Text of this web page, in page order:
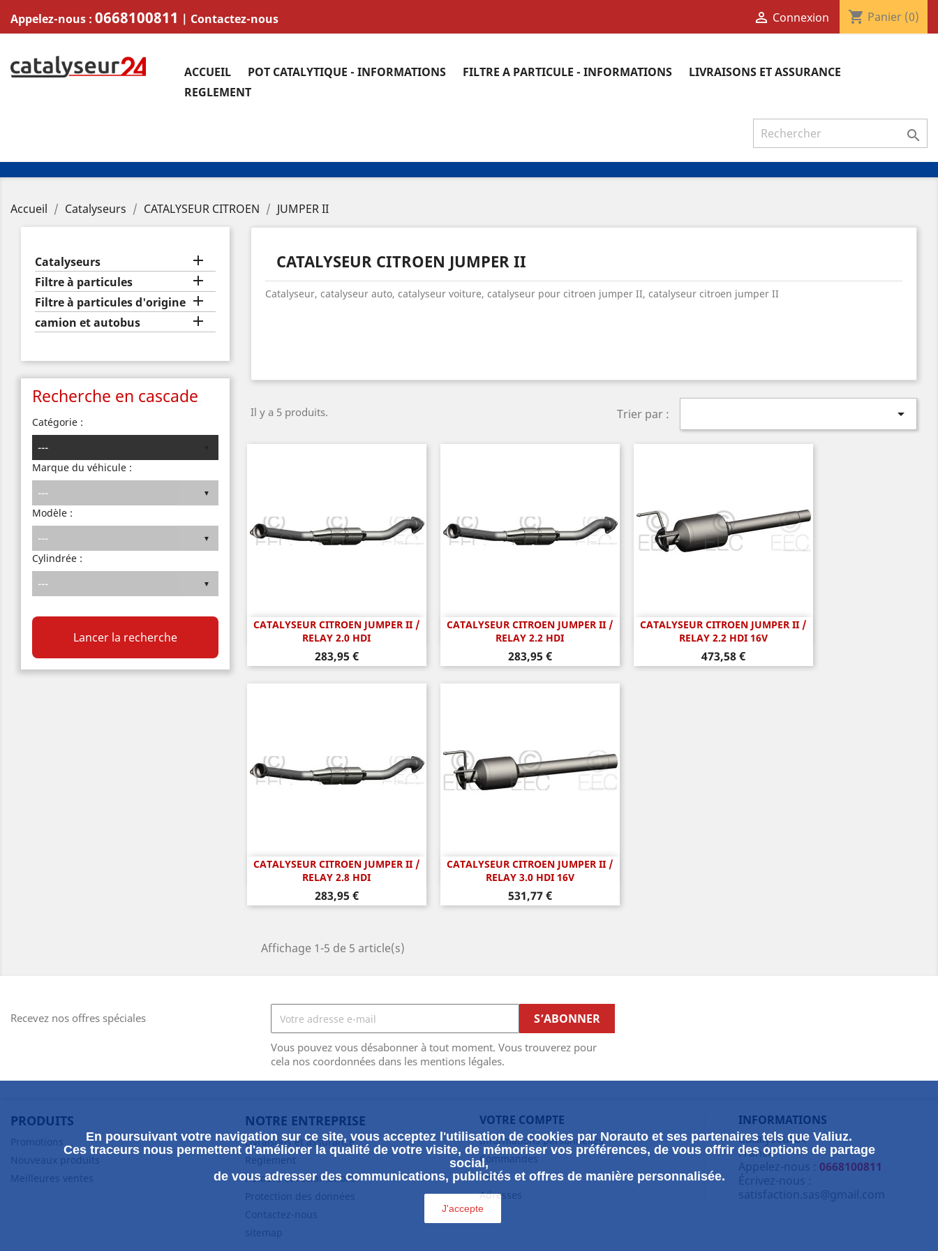
Appelez-nous : 0668100811 | Contactez-nous  Connexion shopping_cart Panier (0)
ACCUEIL POT CATALYTIQUE - INFORMATIONS FILTRE A PARTICULE - INFORMATIONS
LIVRAISONS ET ASSURANCE
REGLEMENT

Accueil Catalyseurs CATALYSEUR CITROEN JUMPER II
Catalyseurs 
Filtre à particules 
Filtre à particules d'origine 
camion et autobus 
Recherche en cascade
Catégorie :
Marque du véhicule :
Modèle :
Cylindrée :
Lancer la recherche
CATALYSEUR CITROEN JUMPER II
Catalyseur, catalyseur auto, catalyseur voiture, catalyseur pour citroen jumper II, catalyseur citroen jumper II
Il y a 5 produits. Trier par : 
CATALYSEUR CITROEN JUMPER II /
RELAY 2.0 HDI
Prix
283,95 €
Aperçu rapide
CATALYSEUR CITROEN JUMPER II /
RELAY 2.2 HDI
Prix
283,95 €
Aperçu rapide
CATALYSEUR CITROEN JUMPER II /
RELAY 2.2 HDI 16V
Prix
473,58 €
Aperçu rapide
CATALYSEUR CITROEN JUMPER II /
RELAY 2.8 HDI
Prix
283,95 €
Aperçu rapide
CATALYSEUR CITROEN JUMPER II /
RELAY 3.0 HDI 16V
Prix
531,77 €
Aperçu rapide
Affichage 1-5 de 5 article(s)
Recevez nos offres spéciales
Vous pouvez vous désabonner à tout moment. Vous trouverez pour
cela nos coordonnées dans les mentions légales.
PRODUITS
Promotions
Nouveaux produits
Meilleures ventes
NOTRE ENTREPRISE
Livraisons et assurance
Reglement
Retours et réclamations
Protection des données
Contactez-nous
sitemap
VOTRE COMPTE
Informations personnelles
Commandes
Avoirs
Adresses
INFORMATIONS
Catalyseur24
France
Appelez-nous : 0668100811
Écrivez-nous :
satisfaction.sas@gmail.com
En poursuivant votre navigation sur ce site, vous acceptez l'utilisation de cookies par Norauto et ses partenaires tels que Valiuz.
Ces traceurs nous permettent d'améliorer la qualité de votre visite, de mémoriser vos préférences, de vous offrir des options de partage
social,
de vous adresser des communications, publicités et offres de manière personnalisée.
J'accepte